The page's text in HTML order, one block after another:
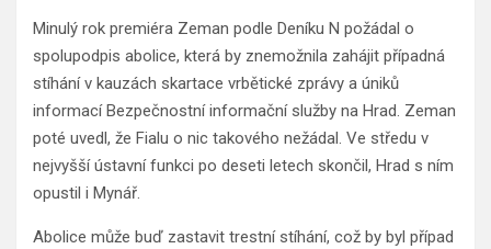
Minulý rok premiéra Zeman podle Deníku N požádal o
spolupodpis abolice, která by znemožnila zahájit případná
stíhání v kauzách skartace vrbětické zprávy a úniků
informací Bezpečnostní informační služby na Hrad. Zeman
poté uvedl, že Fialu o nic takového nežádal. Ve středu v
nejvyšší ústavní funkci po deseti letech skončil, Hrad s ním
opustil i Mynář.
Abolice může buď zastavit trestní stíhání, což by byl případ